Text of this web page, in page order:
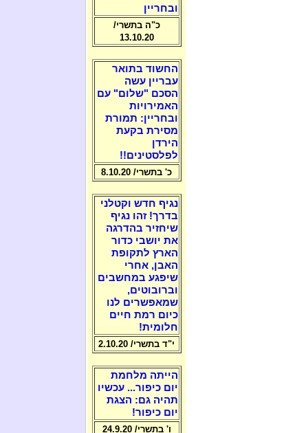
ובחריין
כ"ה בתשרי/
13.10.20
החשוד בתואר
עבריין עשה
הסכם "שלום" עם
האמירויות
ובחריין: תמורת
מסירת בקעת
הירדן
לפלסטינים!!
כ' בתשרי/ 8.10.20
נגיף חדש וקטלני
בדרך! זהו נגיף
שיחזיר בהדרגה
את יושבי כדור
הארץ לתקופת
האבן, אחרי
שיפגע במחשבים
וברובוטים,
שמאפשרים לנו
כיום רמת חיים
חלומית!
י"ד בתשרי/ 2.10.20
הייתה מלחמת
יום כיפור... עכשיו
תהיה גם: הצגת
יום כיפור!
ו' בתשרי/ 24.9.20